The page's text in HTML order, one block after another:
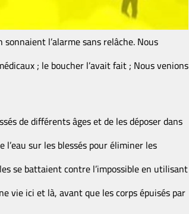
l’alarme sans relâche. Nous
; le boucher l’avait fait ; Nous venions
de différents âges et de les déposer dans
sur les blessés pour éliminer les
se battaient contre l’impossible en utilisant
vie ici et là, avant que les corps épuisés par